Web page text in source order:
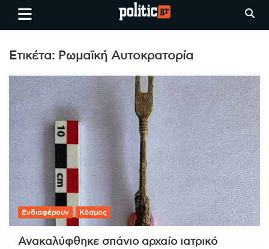
Skip
Ειδήσεις απο τη
Θεσσαλονίκη, την Ελλάδα και
όλο τον Κόσμο
politic.gr
Ετικέτα: Ρωμαϊκή Αυτοκρατορία
Ενδιαφέρουν Κόσμος
Ανακαλύφθηκε σπάνιο αρχαίο ιατρικό